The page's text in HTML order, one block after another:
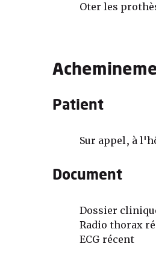
Oter les
Patient
Sur appel, à
Document
Dossier
Radio thorax
ECG récent